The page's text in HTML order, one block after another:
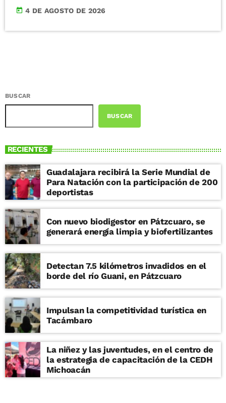
today 4 DE AGOSTO DE 2026
BUSCAR
BUSCAR
RECIENTES
Guadalajara recibirá la Serie Mundial de
Para Natación con la participación de 200
deportistas
Con nuevo biodigestor en Pátzcuaro, se
generará energía limpia y biofertilizantes
Detectan 7.5 kilómetros invadidos en el
borde del río Guani, en Pátzcuaro
Impulsan la competitividad turística en
Tacámbaro
La niñez y las juventudes, en el centro de
la estrategia de capacitación de la CEDH
Michoacán